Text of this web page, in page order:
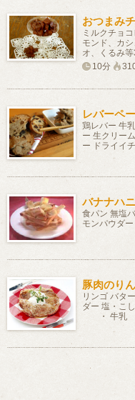
おつまみ
ミルクチョ
モンド、カ
オ、くるみ
10分
レバーペ
鶏レバー 牛
ー 生クリー
ー ドライイ
バナナハ
食パン 無塩
モンパウダー
豚肉のり
リンゴ バタ
ダー 塩・
・ 牛乳